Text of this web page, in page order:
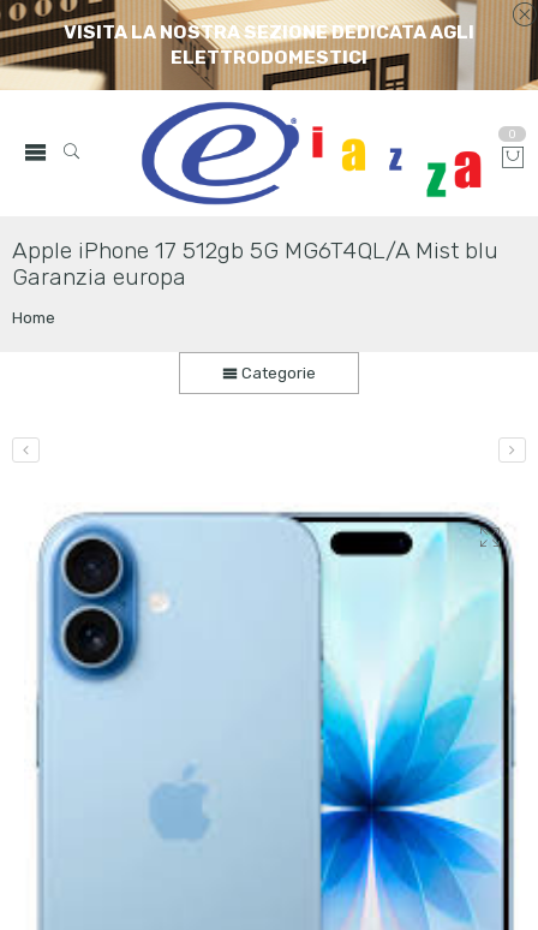
VISITA LA NOSTRA SEZIONE DEDICATA AGLI
ELETTRODOMESTICI
0
Apple iPhone 17 512gb 5G MG6T4QL/A Mist blu
Garanzia europa
Home
Categorie